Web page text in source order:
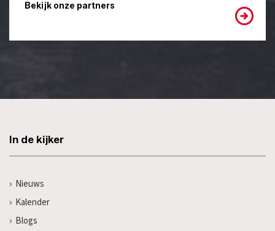
Bekijk onze partners
In de kijker
Nieuws
Kalender
Blogs